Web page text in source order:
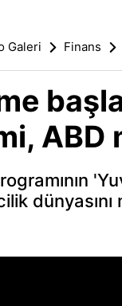
Galeri Finans
ABD
dünyasını